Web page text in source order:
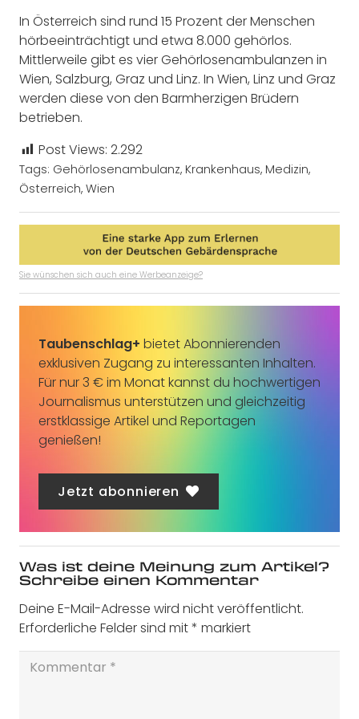
In Österreich sind rund 15 Prozent der Menschen
hörbeeinträchtigt und etwa 8.000 gehörlos.
Mittlerweile gibt es vier Gehörlosenambulanzen in
Wien, Salzburg, Graz und Linz. In Wien, Linz und Graz
werden diese von den Barmherzigen Brüdern
betrieben.
Post Views: 2.292
Tags: Gehörlosenambulanz, Krankenhaus, Medizin,
Österreich, Wien
Sie wünschen sich auch eine Werbeanzeige?
Taubenschlag+ bietet Abonnierenden
exklusiven Zugang zu interessanten Inhalten.
Für nur 3 € im Monat kannst du hochwertigen
Journalismus unterstützen und gleichzeitig
erstklassige Artikel und Reportagen
genießen!
Jetzt abonnieren
Was ist deine Meinung zum Artikel?
Schreibe einen Kommentar
Deine E-Mail-Adresse wird nicht veröffentlicht.
Erforderliche Felder sind mit* markiert